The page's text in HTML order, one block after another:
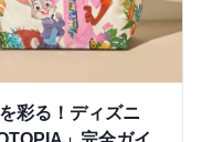
彩る！ディズニ